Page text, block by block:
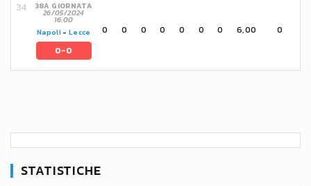
38A GIORNATA
26/05/2024
16:00
Napoli -Lecce
0-0
0 0 0 0 0 0 0 6,00 0
STATISTICHE